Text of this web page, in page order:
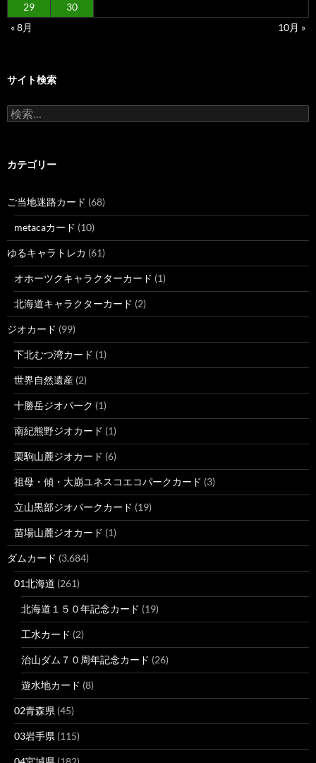
29
30
« 8月
10月 »
サイト検索
検
索:
カテゴリー
ご当地迷路カード (68)
metacaカード (10)
ゆるキャラトレカ (61)
オホーツクキャラクターカード (1)
北海道キャラクターカード (2)
ジオカード (99)
下北むつ湾カード (1)
世界自然遺産 (2)
十勝岳ジオパーク (1)
南紀熊野ジオカード (1)
栗駒山麓ジオカード (6)
祖母・傾・大崩ユネスコエコパークカード (3)
立山黒部ジオパークカード (19)
苗場山麓ジオカード (1)
ダムカード (3,684)
01北海道 (261)
北海道１５０年記念カード (19)
工水カード (2)
治山ダム７０周年記念カード (26)
遊水地カード (8)
02青森県 (45)
03岩手県 (115)